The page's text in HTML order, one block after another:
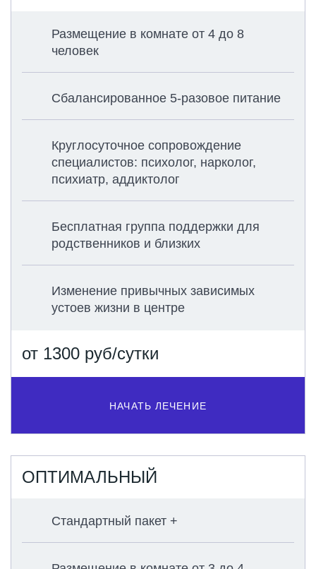
Размещение в комнате от 4 до 8
человек
Сбалансированное 5-разовое питание
Круглосуточное сопровождение
специалистов: психолог, нарколог,
психиатр, аддиктолог
Бесплатная группа поддержки для
родственников и близких
Изменение привычных зависимых
устоев жизни в центре
от 1300 руб/сутки
НАЧАТЬ ЛЕЧЕНИЕ
ОПТИМАЛЬНЫЙ
Стандартный пакет +